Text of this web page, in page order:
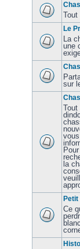
Tout
Le
La
une
sur
Tout
la
Petit
Ce